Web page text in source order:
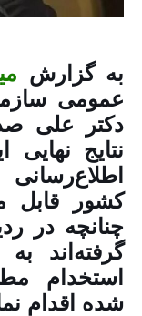
به گزارش
عمومی
دکتر علی
نتایج
کشور قابل
چنانچه در
گرفته‌اند
استخدام
شده اقدام